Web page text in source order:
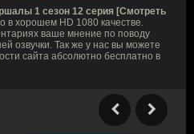
1 сезон 12 серия [Смотреть
в хорошем HD 1080 качестве.
ваше мнение по поводу
озвучки. Так же у нас вы можете
сайта абсолютно бесплатно в